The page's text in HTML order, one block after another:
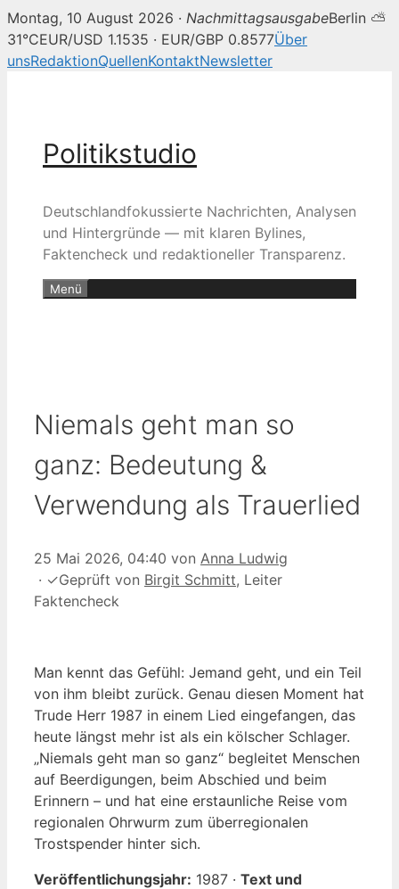
Montag, 10 August 2026 · NachmittagsausgabeBerlin ⛅
31°CEUR/USD 1.1535 · EUR/GBP 0.8577Über
unsRedaktionQuellenKontaktNewsletter
Politikstudio
Deutschlandfokussierte Nachrichten, Analysen
und Hintergründe — mit klaren Bylines,
Faktencheck und redaktioneller Transparenz.
Menü
Niemals geht man so
ganz: Bedeutung &
Verwendung als Trauerlied
25 Mai 2026, 04:40 von Anna Ludwig
· ✓Geprüft von Birgit Schmitt, Leiter
Faktencheck
Man kennt das Gefühl: Jemand geht, und ein Teil
von ihm bleibt zurück. Genau diesen Moment hat
Trude Herr 1987 in einem Lied eingefangen, das
heute längst mehr ist als ein kölscher Schlager.
„Niemals geht man so ganz“ begleitet Menschen
auf Beerdigungen, beim Abschied und beim
Erinnern – und hat eine erstaunliche Reise vom
regionalen Ohrwurm zum überregionalen
Trostspender hinter sich.
Veröffentlichungsjahr: 1987 · Text und